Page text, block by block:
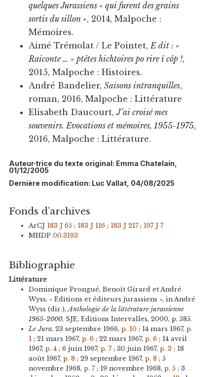
quelques Jurassiens « qui furent des grains
sortis du sillon », 2014, Malpoche :
Mémoires.
Aimé Trémolat / Le Pointet,E dit : «
Raiconte … » ptêtes hichtoires po rire ï côp !,
2015, Malpoche : Histoires.
André Bandelier, Saisons intranquilles,
roman, 2016, Malpoche : Littérature
Elisabeth Daucourt,J’ai croisé mes
souvenirs. Evocations et mémoires, 1955-1975,
2016, Malpoche : Littérature.
Auteur·trice du texte original: Emma Chatelain,
01/12/2005
Dernière modification: Luc Vallat, 04/08/2025
Fonds d’archives
ArCJ 183 J 65; 183 J 116; 183 J 217; 197 J 7
MHDP 00.3193
Bibliographie
Littérature
Dominique Prongué, Benoît Girard et André
Wyss, « Editions et éditeurs jurassiens », in André
Wyss (dir.),Anthologie de la littérature jurassienne
1965-2000, SJE, Editions Intervalles, 2000, p. 585.
Le Jura, 23 septembre 1966, p. 10 ; 14 mars 1967, p.
1; 21 mars 1967, p. 6; 22 mars 1967, p. 6; 14 avril
1967, p. 4; 6 juin 1967, p. 7; 30 juin 1967, p. 3 ; 18
août 1967, p. 8 ; 29 septembre 1967, p. 8 ; 5
novembre 1968, p. 7; 19 novembre 1968, p. 5; 3